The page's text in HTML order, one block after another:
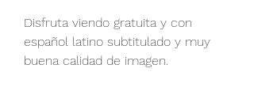
Disfruta viendo gratuita y con
español latino subtitulado y muy
buena calidad de imagen.